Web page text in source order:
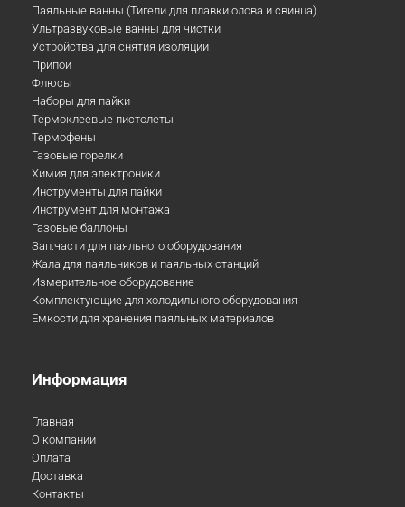
Паяльные ванны (Тигели для плавки олова и свинца)
Ультразвуковые ванны для чистки
Устройства для снятия изоляции
Припои
Флюсы
Наборы для пайки
Термоклеевые пистолеты
Термофены
Газовые горелки
Химия для электроники
Инструменты для пайки
Инструмент для монтажа
Газовые баллоны
Зап.части для паяльного оборудования
Жала для паяльников и паяльных станций
Измерительное оборудование
Комплектующие для холодильного оборудования
Емкости для хранения паяльных материалов
Информация
Главная
О компании
Оплата
Доставка
Контакты